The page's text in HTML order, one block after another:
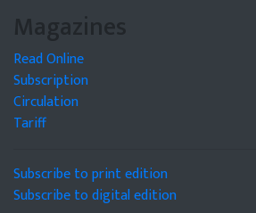
Magazines
Read Online
Subscription
Circulation
Tariff
Subscribe to print edition
Subscribe to digital edition